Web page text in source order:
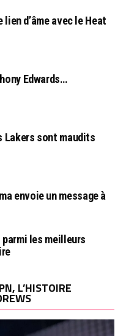
d’âme avec le Heat
Edwards…
Lakers sont maudits
envoie un message à
parmi les meilleurs
L’HISTOIRE